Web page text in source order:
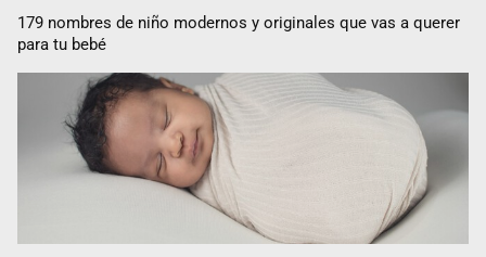
179 nombres de niño modernos y originales que vas a querer
para tu bebé